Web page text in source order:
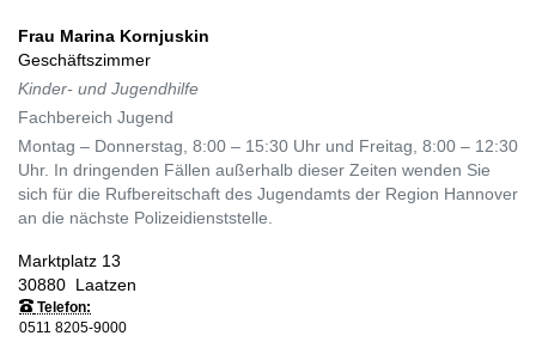
Frau Marina Kornjuskin
Geschäftszimmer
Kinder- und Jugendhilfe
Fachbereich Jugend
Montag – Donnerstag, 8:00 – 15:30 Uhr und Freitag, 8:00 – 12:30
Uhr. In dringenden Fällen außerhalb dieser Zeiten wenden Sie
sich für die Rufbereitschaft des Jugendamts der Region Hannover
an die nächste Polizeidienststelle.
Marktplatz 13
30880
Laatzen
Telefon:
0511 8205-9000